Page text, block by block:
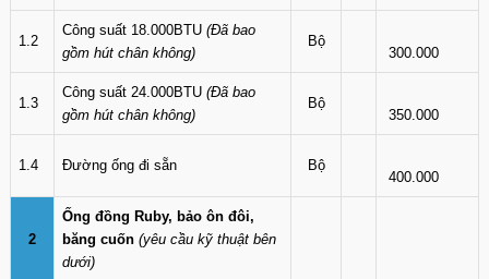
1.2
Công suất 18.000BTU (Đã bao
gồm hút chân không)
Bộ
300.000
1.3
Công suất 24.000BTU (Đã bao
gồm hút chân không)
Bộ
350.000
1.4 Đường ống đi sẵn Bộ
400.000
2
Ống đồng Ruby, bảo ôn đôi,
băng cuốn (yêu cầu kỹ thuật bên
dưới)